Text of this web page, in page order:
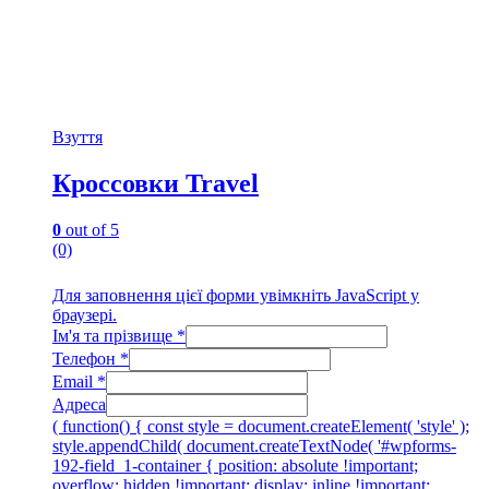
Взуття
Кроссовки Travel
0 out of 5
(0)
Для заповнення цієї форми увімкніть JavaScript у
браузері.
Ім'я та прізвище *
Телефон *
Email *
Адреса
( function() { const style = document.createElement( 'style' );
style.appendChild( document.createTextNode( '#wpforms-
192-field_1-container { position: absolute !important;
overflow: hidden !important; display: inline !important;